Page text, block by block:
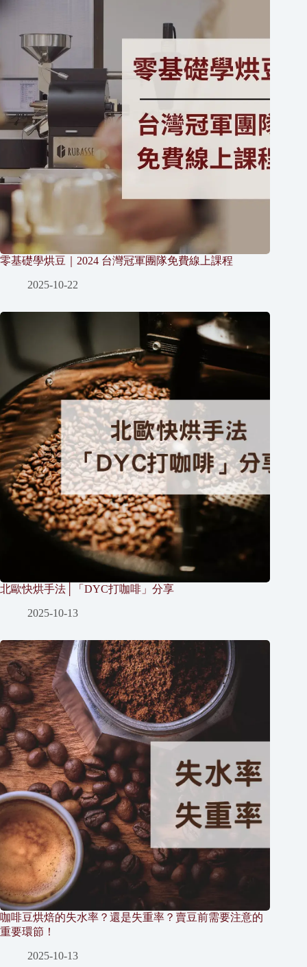
零基礎學烘豆｜2024 台灣冠軍團隊免費線上課程
2025-10-22
北歐快烘手法│「DYC打咖啡」分享
2025-10-13
咖啡豆烘焙的失水率？還是失重率？賣豆前需要注意的
重要環節！
2025-10-13